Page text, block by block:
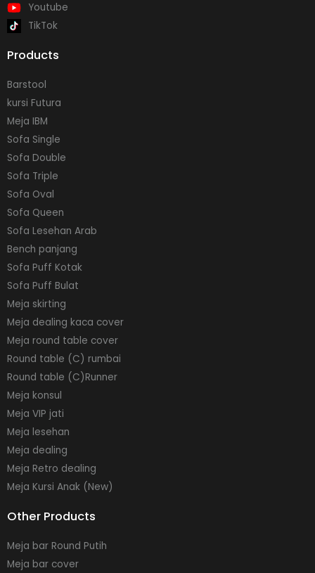
Youtube
TikTok
Products
Barstool
kursi Futura
Meja IBM
Sofa Single
Sofa Double
Sofa Triple
Sofa Oval
Sofa Queen
Sofa Lesehan Arab
Bench panjang
Sofa Puff Kotak
Sofa Puff Bulat
Meja skirting
Meja dealing kaca cover
Meja round table cover
Round table (C) rumbai
Round table (C)Runner
Meja konsul
Meja VIP jati
Meja lesehan
Meja dealing
Meja Retro dealing
Meja Kursi Anak (New)
Other Products
Meja bar Round Putih
Meja bar cover